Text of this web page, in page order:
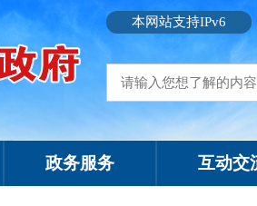
本网站支持IPv6
政务服务 互动交